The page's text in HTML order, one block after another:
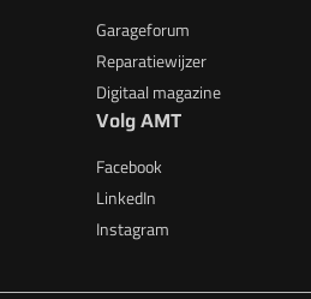
Garageforum
Reparatiewijzer
Digitaal magazine
Volg AMT
Facebook
LinkedIn
Instagram